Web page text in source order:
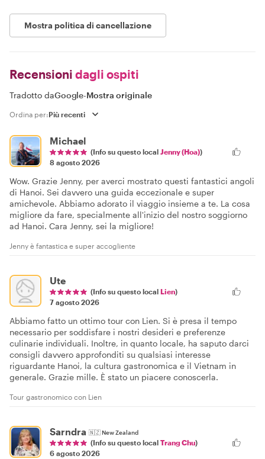
Mostra politica di cancellazione
Recensioni dagli ospiti
Tradotto daGoogle-Mostra originale
Ordina per:
Michael
(Info su questo local Jenny (Hoa))
8 agosto 2026
Wow. Grazie Jenny, per averci mostrato questi fantastici angoli
di Hanoi. Sei davvero una guida eccezionale e super
amichevole. Abbiamo adorato il viaggio insieme a te. La cosa
migliore da fare, specialmente all'inizio del nostro soggiorno
ad Hanoi. Cara Jenny, sei la migliore!
Jenny è fantastica e super accogliente
Ute
(Info su questo local Lien)
7 agosto 2026
Abbiamo fatto un ottimo tour con Lien. Si è presa il tempo
necessario per soddisfare i nostri desideri e preferenze
culinarie individuali. Inoltre, in quanto locale, ha saputo darci
consigli davvero approfonditi su qualsiasi interesse
riguardante Hanoi, la cultura gastronomica e il Vietnam in
generale. Grazie mille. È stato un piacere conoscerla.
Tour gastronomico con Lien
Sarndra 🇳🇿New Zealand
(Info su questo local Trang Chu)
6 agosto 2026